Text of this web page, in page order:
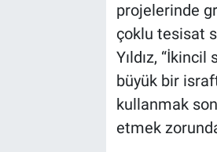
projelerinde
çoklu tesisat
Yıldız,
büyük bir
kullanmak
etmek